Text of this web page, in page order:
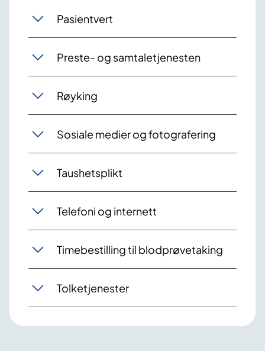
Pasientvert
Preste- og samtaletjenesten
Røyking
Sosiale medier og fotografering
Taushetsplikt
Telefoni og internett
Timebestilling til blodprøvetaking
Tolketjenester